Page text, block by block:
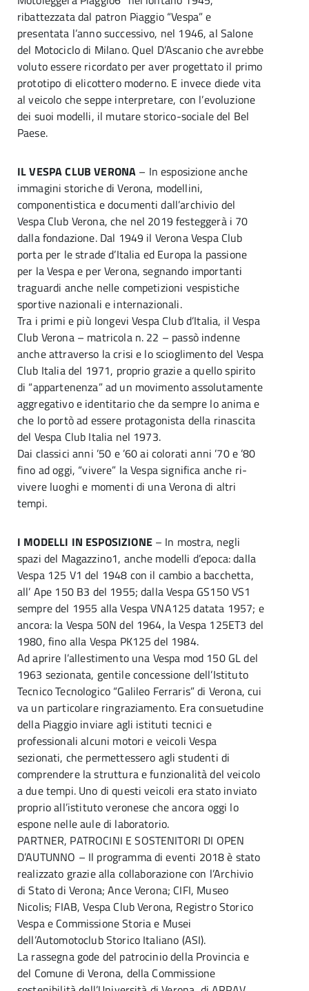
ribattezzata dal patron Piaggio “Vespa” e
presentata l’anno successivo, nel 1946, al Salone
del Motociclo di Milano. Quel D’Ascanio che avrebbe
voluto essere ricordato per aver progettato il primo
prototipo di elicottero moderno. E invece diede vita
al veicolo che seppe interpretare, con l’evoluzione
dei suoi modelli, il mutare storico-sociale del Bel
Paese.
IL VESPA CLUB VERONA – In esposizione anche
immagini storiche di Verona, modellini,
componentistica e documenti dall’archivio del
Vespa Club Verona, che nel 2019 festeggerà i 70
dalla fondazione. Dal 1949 il Verona Vespa Club
porta per le strade d’Italia ed Europa la passione
per la Vespa e per Verona, segnando importanti
traguardi anche nelle competizioni vespistiche
sportive nazionali e internazionali.
Tra i primi e più longevi Vespa Club d’Italia, il Vespa
Club Verona – matricola n. 22 – passò indenne
anche attraverso la crisi e lo scioglimento del Vespa
Club Italia del 1971, proprio grazie a quello spirito
di “appartenenza” ad un movimento assolutamente
aggregativo e identitario che da sempre lo anima e
che lo portò ad essere protagonista della rinascita
del Vespa Club Italia nel 1973.
Dai classici anni ’50 e ’60 ai colorati anni ’70 e ’80
fino ad oggi, “vivere” la Vespa significa anche ri-
vivere luoghi e momenti di una Verona di altri
tempi.
I MODELLI IN ESPOSIZIONE– In mostra, negli
spazi del Magazzino1, anche modelli d’epoca: dalla
Vespa 125 V1 del 1948 con il cambio a bacchetta,
all’ Ape 150 B3 del 1955; dalla Vespa GS150 VS1
sempre del 1955 alla Vespa VNA125 datata 1957; e
ancora: la Vespa 50N del 1964, la Vespa 125ET3 del
1980, fino alla Vespa PK125 del 1984.
Ad aprire l’allestimento una Vespa mod 150 GL del
1963 sezionata, gentile concessione dell’Istituto
Tecnico Tecnologico “Galileo Ferraris” di Verona, cui
va un particolare ringraziamento. Era consuetudine
della Piaggio inviare agli istituti tecnici e
professionali alcuni motori e veicoli Vespa
sezionati, che permettessero agli studenti di
comprendere la struttura e funzionalità del veicolo
a due tempi. Uno di questi veicoli era stato inviato
proprio all’istituto veronese che ancora oggi lo
espone nelle aule di laboratorio.
PARTNER, PATROCINI E SOSTENITORI DI OPEN
D’AUTUNNO – Il programma di eventi 2018 è stato
realizzato grazie alla collaborazione con l’Archivio
di Stato di Verona; Ance Verona; CIFI, Museo
Nicolis; FIAB, Vespa Club Verona, Registro Storico
Vespa e Commissione Storia e Musei
dell’Automotoclub Storico Italiano (ASI).
La rassegna gode del patrocinio della Provincia e
del Comune di Verona, della Commissione